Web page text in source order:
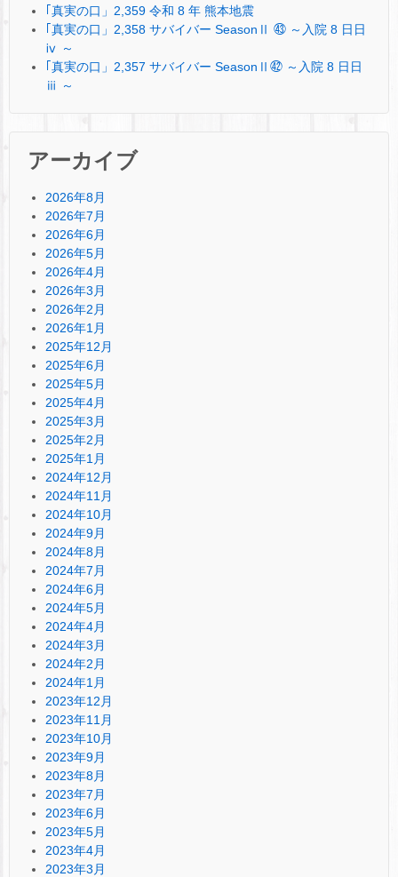
｢真実の口」2,359 令和 8 年 熊本地震
｢真実の口」2,358 サバイバー SeasonⅡ ㊸ ～入院 8 日日
ⅳ ～
｢真実の口」2,357 サバイバー SeasonⅡ㊷ ～入院 8 日日
ⅲ ～
アーカイブ
2026年8月
2026年7月
2026年6月
2026年5月
2026年4月
2026年3月
2026年2月
2026年1月
2025年12月
2025年6月
2025年5月
2025年4月
2025年3月
2025年2月
2025年1月
2024年12月
2024年11月
2024年10月
2024年9月
2024年8月
2024年7月
2024年6月
2024年5月
2024年4月
2024年3月
2024年2月
2024年1月
2023年12月
2023年11月
2023年10月
2023年9月
2023年8月
2023年7月
2023年6月
2023年5月
2023年4月
2023年3月